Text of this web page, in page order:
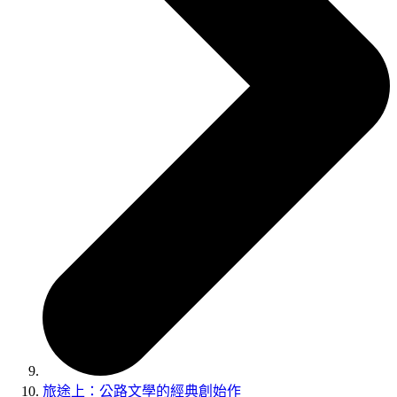
旅途上：公路文學的經典創始作